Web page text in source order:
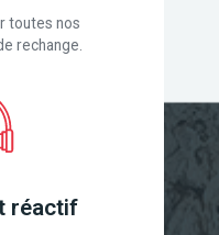
toutes nos
rechange.
réactif